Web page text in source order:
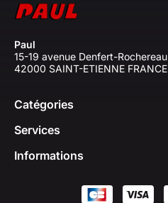
Paul
15-19 avenue Denfert-Rochereau
42000 SAINT-ETIENNE FRANCE
Catégories
Services
Informations